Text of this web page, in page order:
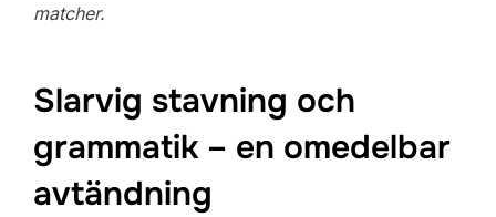
matcher.
Slarvig stavning och
grammatik – en omedelbar
avtändning